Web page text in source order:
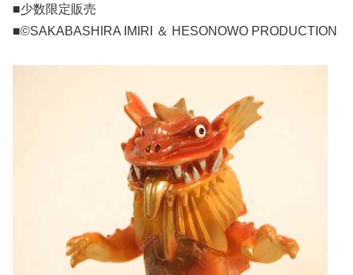
■少数限定販売
■©SAKABASHIRA IMIRI ＆ HESONOWO PRODUCTION